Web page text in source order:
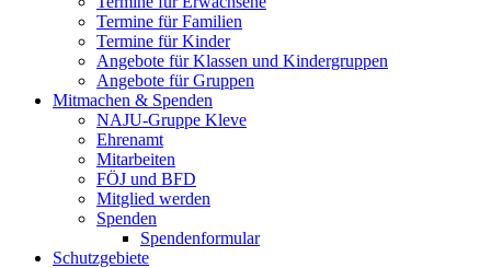
Termine für Familien
Termine für Kinder
Angebote für Klassen und Kindergruppen
Angebote für Gruppen
Mitmachen & Spenden
NAJU-Gruppe Kleve
Ehrenamt
Mitarbeiten
FÖJ und BFD
Mitglied werden
Spenden
Spendenformular
Schutzgebiete